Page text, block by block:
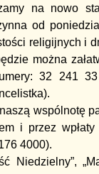
na nowo
od
religijnych i
można
32 241
wspólnotę
i przez
4000).
Niedzielny”,